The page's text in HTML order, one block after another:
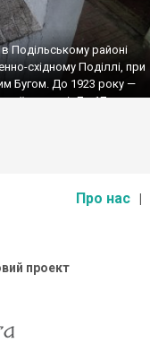
Подільському районі
східному Поділлі, при
Бугом. До 1923 року —
волості. До 17 липня
Про нас
проект